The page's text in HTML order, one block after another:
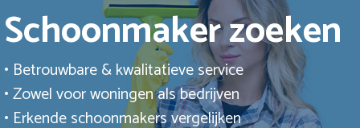
Schoonmaker zoeken
• Betrouwbare & kwalitatieve service
• Zowel voor woningen als bedrijven
• Erkende schoonmakers vergelijken